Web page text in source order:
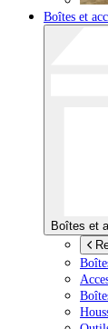
Boîtes et
Boîtes et